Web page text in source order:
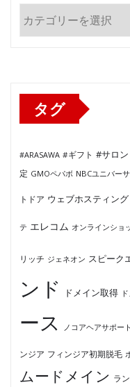
テ
タグ
#ARASAWA #ギフト #サロ
定 GMOペパボ NBCユニバー
トドア ウェブホスティング
テ エレコム オンラインショ
リッチ ジェネオン スピーク
ンド
ドメイン取得
ース
ノコアヘアサポー
ンジア フィンジア初期脱毛
ムードメイン ラ